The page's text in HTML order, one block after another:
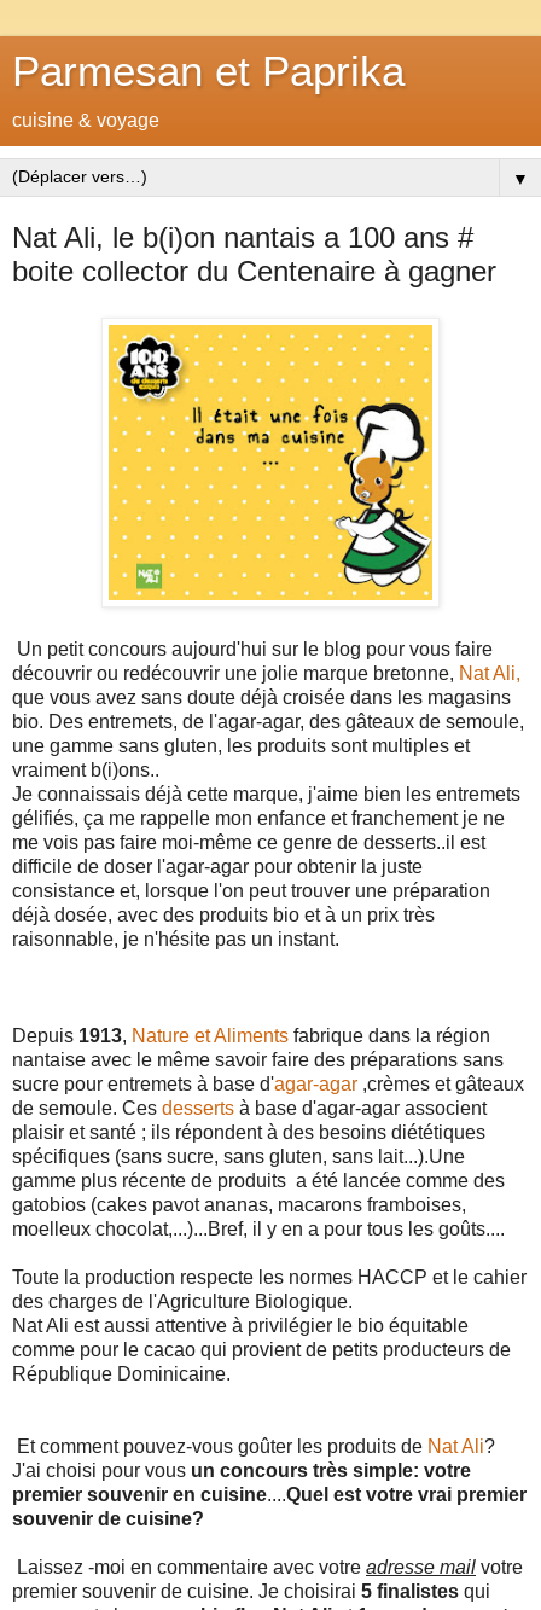
Parmesan et Paprika
cuisine & voyage
▼
Nat Ali, le b(i)on nantais a 100 ans #
boite collector du Centenaire à gagner
Un petit concours aujourd'hui sur le blog pour vous faire
découvrir ou redécouvrir une jolie marque bretonne, Nat Ali,
que vous avez sans doute déjà croisée dans les magasins
bio. Des entremets, de l'agar-agar, des gâteaux de semoule,
une gamme sans gluten, les produits sont multiples et
vraiment b(i)ons..
Je connaissais déjà cette marque, j'aime bien les entremets
gélifiés, ça me rappelle mon enfance et franchement je ne
me vois pas faire moi-même ce genre de desserts..il est
difficile de doser l'agar-agar pour obtenir la juste
consistance et, lorsque l'on peut trouver une préparation
déjà dosée, avec des produits bio et à un prix très
raisonnable, je n'hésite pas un instant.
Depuis 1913, Nature et Aliments fabrique dans la région
nantaise avec le même savoir faire des préparations sans
sucre pour entremets à base d'agar-agar ,crèmes et gâteaux
de semoule. Ces desserts à base d'agar-agar associent
plaisir et santé ; ils répondent à des besoins diététiques
spécifiques (sans sucre, sans gluten, sans lait...).Une
gamme plus récente de produits a été lancée comme des
gatobios (cakes pavot ananas, macarons framboises,
moelleux chocolat,...)...Bref, il y en a pour tous les goûts....
Toute la production respecte les normes HACCP et le cahier
des charges de l'Agriculture Biologique.
Nat Ali est aussi attentive à privilégier le bio équitable
comme pour le cacao qui provient de petits producteurs de
République Dominicaine.
Et comment pouvez-vous goûter les produits de Nat Ali?
J'ai choisi pour vous un concours très simple: votre
premier souvenir en cuisine....Quel est votre vrai premier
souvenir de cuisine?
Laissez -moi en commentaire avec votre adresse mail votre
premier souvenir de cuisine. Je choisirai 5 finalistes qui